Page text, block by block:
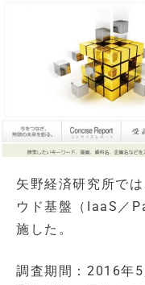
矢野経済研究所で
ウド基盤（IaaS／
施した。
調査期間：2016年5